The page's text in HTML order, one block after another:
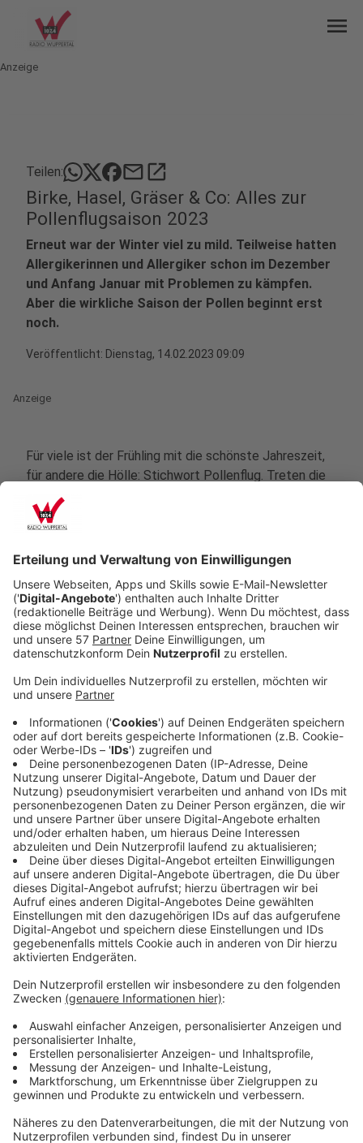
menu
Anzeige
Teilen: mailopen_in_new
Birke, Hasel, Gräser & Co: Alles zur
Pollenflugsaison 2023
Erneut war der Winter viel zu mild. Teilweise hatten
Allergikerinnen und Allergiker schon im Dezember
und Anfang Januar mit Problemen zu kämpfen.
Aber die wirkliche Saison der Pollen beginnt erst
noch.
Veröffentlicht: Dienstag, 14.02.2023 09:09
Anzeige
Für viele ist der Frühling mit die schönste Jahreszeit,
für andere die Hölle: Stichwort Pollenflug. Treten die
ersten Symptome wie eine juckende Nase oder
tränende Augen auf, ahnen viele schon, dass es wieder
soweit ist. Über 20 Prozent der Kinder und mehr als 30
Prozent der Erwachsenen entwickeln eine Allergie in
Deutschland. Eine nicht kleine Anzahl an Menschen.
Dabei ist der Heuschnupfen besonders stark
vertreten.
Viele haben mit ihren oberen Atemwegen Probleme,
denn hier können die Schleimhäute anschwellen,
worauf die Nase mit Schnupfen und Juckreiz reagiert.
Es gibt auch vereinzelt extrem starke Fälle, bei denen
sich sogar ein asthmatischer Husten bilden kann.
Anzeige
Alltags-Tipps für Allergiker
Anzeige
Alltags-Tipps für Allergiegeplagte gibt es viele, doch
welche helfen denn wirklich? Am einfachsten,
gleichzeitig aber auch teuersten ist es, während der
Heuschnupfenzeit Urlaub in einer pollenfreien Region
müsste schon weit dafür reisen. Aber auch zuhause
zu minimieren.
Strategisch lüften bei niedrigem Pollenflug: in der
Stadt am Morgen, auf dem Land am Abend.
Pollenbelastung im Schlafzimmer niedrig halten:
Vor dem Schlafen Haare waschen, Betten nicht